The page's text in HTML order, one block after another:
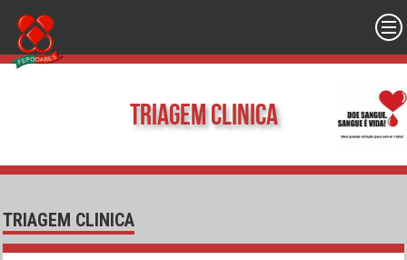
Triagem Clinica
TRIAGEM CLINICA